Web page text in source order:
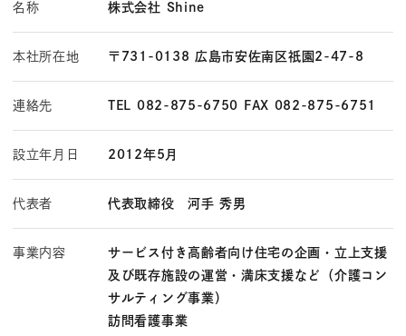
名称 株式会社 Shine
本社所在地 〒731-0138 広島市安佐南区祇園2-47-8
連絡先 TEL 082-875-6750 FAX 082-875-6751
設立年月日 2012年5月
代表者 代表取締役 河手 秀男
事業内容
サービス付き高齢者向け住宅の企画・立上支援
及び既存施設の運営・満床支援など（介護コン
サルティング事業）
訪問看護事業